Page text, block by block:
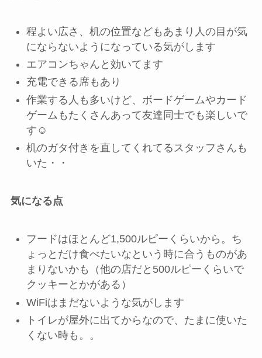
程よい広さ、机の位置などもあまり人の目が気
にならないようになっている気がします
エアコンちゃんと効いてます
充電できる席もあり
作業する人も多いけど、ボードゲームやカード
ゲームもたくさんあって友達同士でも楽しいで
す☺️
机のガタ付きを直してくれてるスタッフさんも
いた・・
気になる点
フードはほとんど1,500ルピーくらいから。ち
ょっとだけ食べたいなという時に合うものがあ
まりないかも（他の店だと500ルピーくらいで
クッキーとかがある）
WiFiはまだないような気がします
トイレが屋外に出てからなので、たまに使いた
くない時も。。